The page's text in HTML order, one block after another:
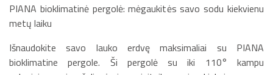
PIANA bioklimatinė pergolė: mėgaukitės savo sodu kiekvienu
metų laiku
Išnaudokite savo lauko erdvę maksimaliai su PIANA
bioklimatine pergole. Ši pergolė su iki 110° kampu